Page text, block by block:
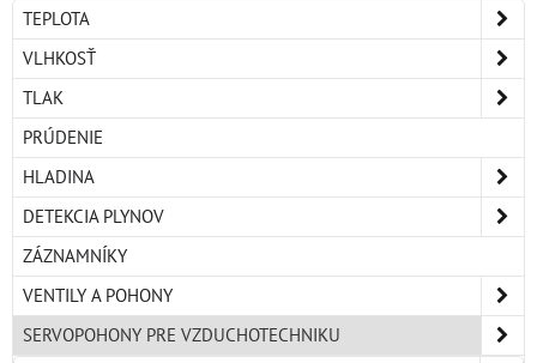
TEPLOTA
VLHKOSŤ
TLAK
PRÚDENIE
HLADINA
DETEKCIA PLYNOV
ZÁZNAMNÍKY
VENTILY A POHONY
SERVOPOHONY PRE VZDUCHOTECHNIKU